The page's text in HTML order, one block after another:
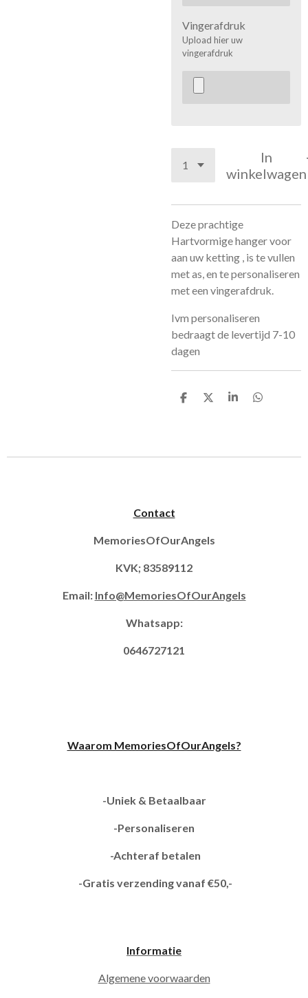
Vingerafdruk
Upload hier uw
vingerafdruk
In
winkelwagen
Deze prachtige
Hartvormige hanger voor
aan uw ketting , is te vullen
met as, en te personaliseren
met een vingerafdruk.
Ivm personaliseren
bedraagt de levertijd 7-10
dagen
D
D
S
D
Contact
MemoriesOfOurAngels
KVK; 83589112
Email: Info@MemoriesOfOurAngels
Whatsapp:
0646727121
Waarom MemoriesOfOurAngels?
-Uniek & Betaalbaar
-Personaliseren
-Achteraf betalen
-Gratis verzending vanaf €50,-
Informatie
Algemene voorwaarden